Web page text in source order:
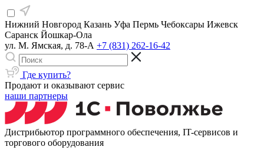
Нижний Новгород Казань Уфа Пермь Чебоксары Ижевск
Саранск Йошкар-Ола
ул. М. Ямская, д. 78-А +7 (831) 262-16-42
Где купить?
Продают и оказывают сервис
наши партнеры
Дистрибьютор программного обеспечения, IT-сервисов и
торгового оборудования